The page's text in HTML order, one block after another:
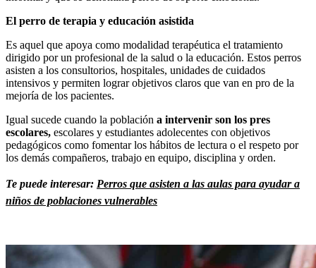
El perro de terapia y educación asistida
Es aquel que apoya como modalidad terapéutica el tratamiento
dirigido por un profesional de la salud o la educación. Estos perros
asisten a los consultorios, hospitales, unidades de cuidados
intensivos y permiten lograr objetivos claros que van en pro de la
mejoría de los pacientes.
Igual sucede cuando la población a intervenir son los pres
escolares, escolares y estudiantes adolecentes con objetivos
pedagógicos como fomentar los hábitos de lectura o el respeto por
los demás compañeros, trabajo en equipo, disciplina y orden.
Te puede interesar: Perros que asisten a las aulas para ayudar a
niños de poblaciones vulnerables